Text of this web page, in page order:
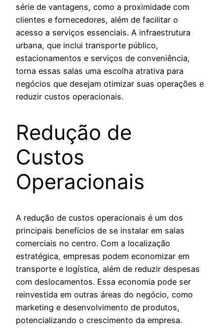
série de vantagens, como a proximidade com
clientes e fornecedores, além de facilitar o
acesso a serviços essenciais. A infraestrutura
urbana, que inclui transporte público,
estacionamentos e serviços de conveniência,
torna essas salas uma escolha atrativa para
negócios que desejam otimizar suas operações e
reduzir custos operacionais.
Redução de
Custos
Operacionais
A redução de custos operacionais é um dos
principais benefícios de se instalar em salas
comerciais no centro. Com a localização
estratégica, empresas podem economizar em
transporte e logística, além de reduzir despesas
com deslocamentos. Essa economia pode ser
reinvestida em outras áreas do negócio, como
marketing e desenvolvimento de produtos,
potencializando o crescimento da empresa.